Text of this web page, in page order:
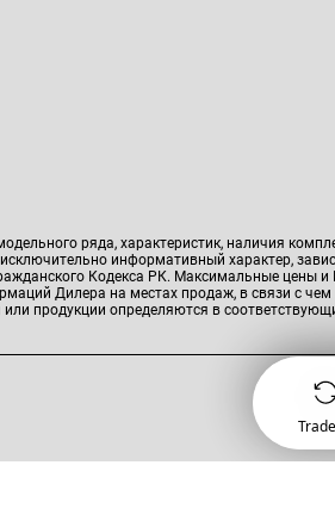
ряда, характеристик, наличия
информативный характер,
Кодекса РК. Максимальные цены
Дилера на местах продаж, в связи с
продукции определяются в